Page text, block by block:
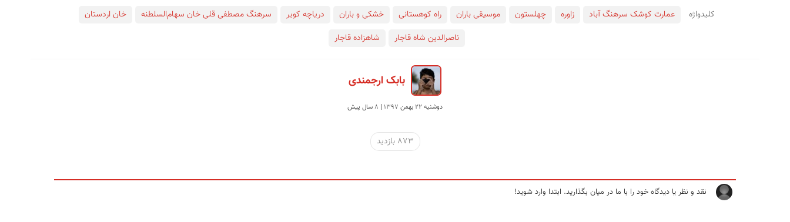
بابک ارجمندی
دوشنبه 22 بهمن 1397 | 8 سال پیش
کلید‌واژه عمارت کوشک سرهنگ آباد زاوره چهلستون موسیقی باران راه کوهستانی خشکی و باران دریاچه کویر سرهنگ مصطفی قلی خان سهام‌السلطنه
خان اردستان
ناصرالدین شاه قاجار
شاهزاده قاجار
873 بازدید